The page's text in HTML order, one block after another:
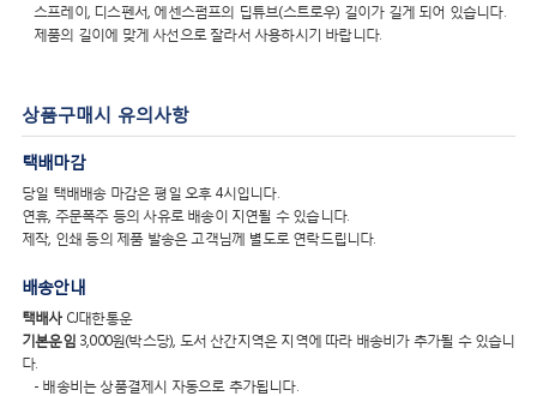
스프레이, 디스펜서, 에센스펌프의 딥튜브(스트로우) 길이가 길게 되어 있습니다.
제품의 길이에 맞게 사선으로 잘라서 사용하시기 바랍니다.
상품구매시 유의사항
택배마감
당일 택배배송 마감은 평일 오후 4시입니다.
연휴, 주문폭주 등의 사유로 배송이 지연될 수 있습니다.
제작, 인쇄 등의 제품 발송은 고객님께 별도로 연락드립니다.
배송안내
택배사CJ대한통운
기본운임3,000원(박스당), 도서 산간지역은 지역에 따라 배송비가 추가될 수 있습니
다.
- 배송비는 상품결제시 자동으로 추가됩니다.